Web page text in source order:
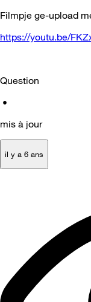
Filmpje ge-upload
https://youtu.be/
Question
•
mis à jour
il y a 6 ans